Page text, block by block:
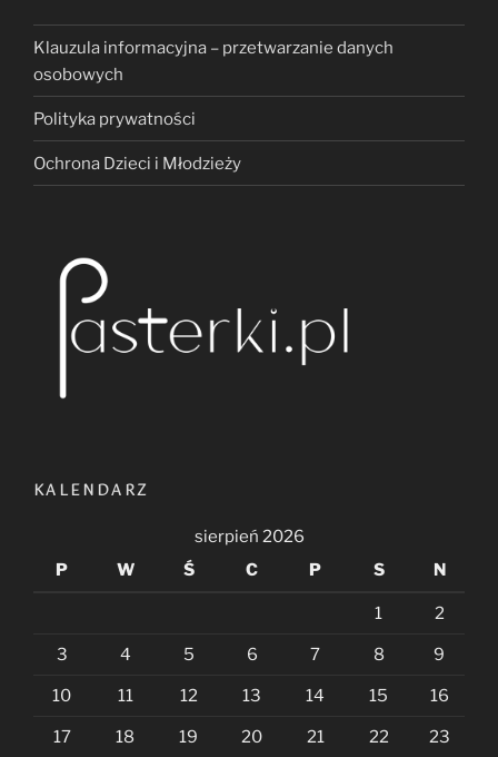
Klauzula informacyjna – przetwarzanie danych
osobowych
Polityka prywatności
Ochrona Dzieci i Młodzieży
KALENDARZ
sierpień 2026
P
W Ś C P S N
1 2
3 4 5 6 7 8 9
10 11 12 13 14 15 16
17 18 19 20 21 22 23